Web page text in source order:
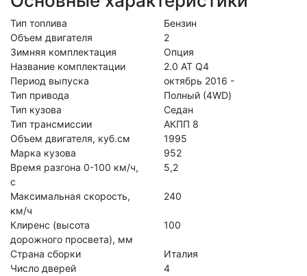
Тип топлива
Бензин
Объем двигателя
2
Зимняя комплектация
Опция
Название комплектации
2.0 AT Q4
Период выпуска
октябрь 2016 -
Тип привода
Полный (4WD)
Тип кузова
Седан
Тип трансмиссии
АКПП 8
Объем двигателя, куб.см
1995
Марка кузова
952
Время разгона 0-100 км/ч,
с
5,2
Максимальная скорость,
км/ч
240
Клиренс (высота
дорожного просвета), мм
100
Страна сборки
Италия
Число дверей
4